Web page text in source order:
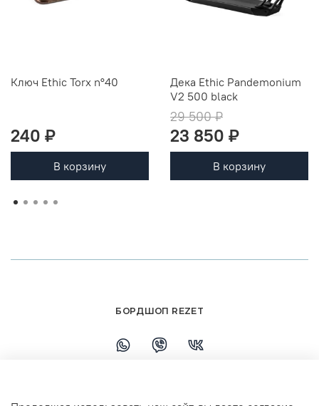
Ключ Ethic Torx n°40
240 ₽
В корзину
Дека Ethic Pandemonium
V2 500 black
29 500 ₽
23 850 ₽
В корзину
БОРДШОП REZET